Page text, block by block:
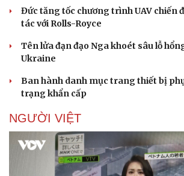
Đức tăng tốc chương trình UAV chiến
tác với Rolls-Royce
Tên lửa đạn đạo Nga khoét sâu lỗ
Ukraine
Ban hành danh mục trang thiết bị
trạng khẩn cấp
NGƯỜI VIỆT